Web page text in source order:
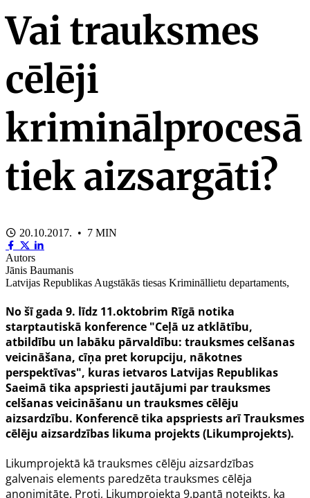
Vai trauksmes
cēlēji
kriminālprocesā
tiek aizsargāti?
20.10.2017. • 7 MIN
Autors
Jānis Baumanis
Latvijas Republikas Augstākās tiesas Krimināllietu departaments,
No šī gada 9. līdz 11.oktobrim Rīgā notika
starptautiskā konference "Ceļā uz atklātību,
atbildību un labāku pārvaldību: trauksmes celšanas
veicināšana, cīņa pret korupciju, nākotnes
perspektīvas", kuras ietvaros Latvijas Republikas
Saeimā tika apspriesti jautājumi par trauksmes
celšanas veicināšanu un trauksmes cēlēju
aizsardzību. Konferencē tika apspriests arī Trauksmes
cēlēju aizsardzības likuma projekts (Likumprojekts).
Likumprojektā kā trauksmes cēlēju aizsardzības
galvenais elements paredzēta trauksmes cēlēja
anonimitāte. Proti, Likumprojekta 9.pantā noteikts, ka